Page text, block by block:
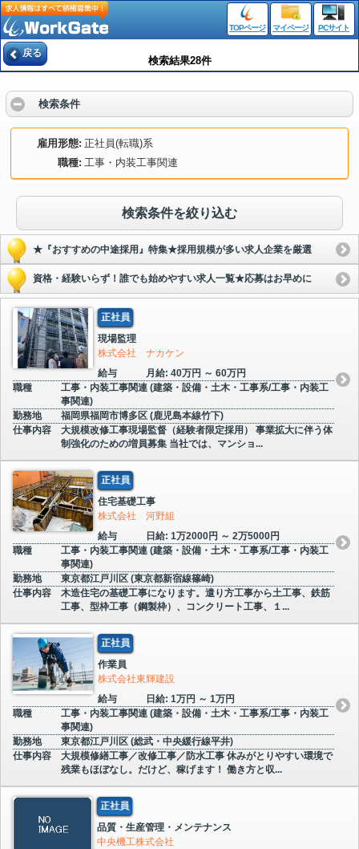
TOPページ マイページ PCサイト
戻る
検索結果28件
検索条件
雇用形態 正社員(転職)系
職種 工事・内装工事関連
検索条件を絞り込む
★『おすすめの中途採用』特集★採用規模が多い求人企業を厳選
資格・経験いらず！誰でも始めやすい求人一覧★応募はお早めに
正社員
現場監理
株式会社 ナカケン
給与
月給: 40万円 ～ 60万円
職種
工事・内装工事関連 (建築・設備・土木・工事系/工事・内装工
事関連)
勤務地
福岡県福岡市博多区 (鹿児島本線竹下)
仕事内容
大規模改修工事現場監督（経験者限定採用） 事業拡大に伴う体
制強化のための増員募集 当社では、マンショ...
正社員
住宅基礎工事
株式会社 河野組
給与
日給: 1万2000円 ～ 2万5000円
職種
工事・内装工事関連 (建築・設備・土木・工事系/工事・内装工
事関連)
勤務地
東京都江戸川区 (東京都新宿線篠崎)
仕事内容
木造住宅の基礎工事になります。遣り方工事から土工事、鉄筋
工事、型枠工事（鋼製枠）、コンクリート工事、１...
正社員
作業員
株式会社東輝建設
給与
日給: 1万円 ～ 1万円
職種
工事・内装工事関連 (建築・設備・土木・工事系/工事・内装工
事関連)
勤務地
東京都江戸川区 (総武・中央緩行線平井)
仕事内容
大規模修繕工事／改修工事／防水工事 休みがとりやすい環境で
残業もほぼなし。だけど、稼げます！ 働き方と収...
正社員
品質・生産管理・メンテナンス
中央機工株式会社